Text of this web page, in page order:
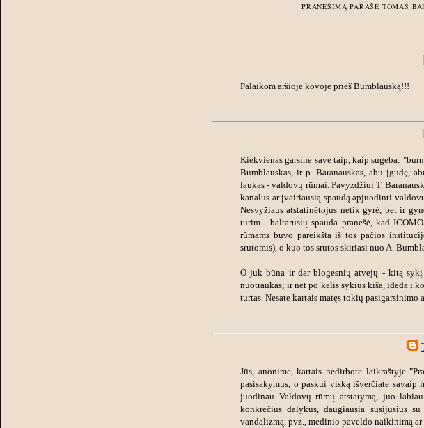
PRANEŠIMĄ PARAŠĖ TOMAS
Palaikom aršioje kovoje prieš Bumblauską!!!
Kiekvienas garsine save taip, kaip sugeba:
Bumblauskas, ir p. Baranauskas, abu įgudę,
laukas - valdovų rūmai. Pavyzdžiui T.
kanalus ar įvairiausią spaudą apjuodinti
Nesvyžiaus atstatinėtojus netik gyrė, bet ir
turim - baltarusių spauda pranešė, kad
rūmams buvo pareikšta iš tos pačios
srutomis), o kuo tos srutos skiriasi nuo A.
O juk būna ir dar blogesnių atvejų - kitą
nuotraukas; ir net po kelis sykius kiša, įdeda į
turtas. Nesate kartais matęs tokių pasigarsinimo
Jūs, anonime, kartais nedirbote laikraštyje
pasisakymus, o paskui viską išverčiate
juodinau Valdovų rūmų atstatymą, juo
konkrečius dalykus, daugiausia susijusius
vandalizmą, pvz., medinio paveldo naikinimą